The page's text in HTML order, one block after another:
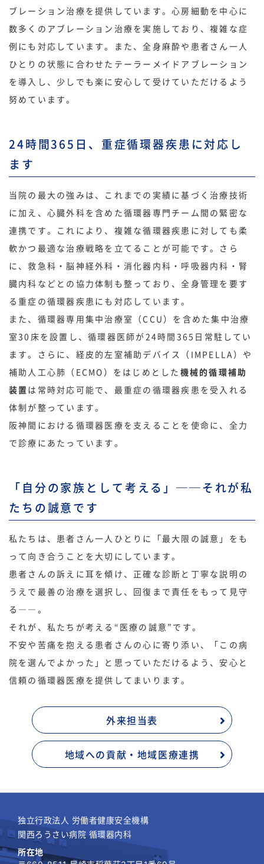
ブレーション治療を提供しています。心房細動を中心に
数多くのアブレーション治療を実施しており、複雑な症
例にも対応しています。また、全身麻酔や患者さん一人
ひとりの状態に合わせたテーラーメイドアブレーション
を導入し、少しでも楽に安心して受けていただけるよう
努めています。
24時間365日、重症循環器疾患に対応し
ます
当院の最大の強みは、これまでの実績に基づく治療技術
に加え、心臓外科を含めた循環器専門チーム間の緊密な
連携です。これにより、複雑な循環器疾患に対しても柔
軟かつ最適な治療戦略を立てることが可能です。さら
に、救急科・脳神経外科・消化器内科・呼吸器内科・腎
臓内科などとの協力体制も整っており、全身管理を要す
る重症の循環器疾患にも対応しています。
また、循環器専用集中治療室（CCU）を含めた集中治療
室30床を設置し、循環器医師が24時間365日常駐してい
ます。さらに、経皮的左室補助デバイス（IMPELLA）や
補助人工心肺（ECMO）をはじめとした 機械的循環補助
装置 は常時対応可能で、最重症の循環器疾患を受入れる
体制が整っています。
阪神間における循環器医療を支えることを使命に、全力
で診療にあたっています。
「自分の家族として考える」──それが私
たちの誠意です
私たちは、患者さん一人ひとりに「最大限の誠意」をも
って向き合うことを大切にしています。
患者さんの訴えに耳を傾け、正確な診断と丁寧な説明の
うえで最善の治療を選択し、回復まで責任をもって見守
る――。
それが、私たちが考える“医療の誠意”です。
不安や苦痛を抱える患者さんの心に寄り添い、「この病
院を選んでよかった」と思っていただけるよう、安心と
信頼の循環器医療を提供してまいります。
外来担当表
地域への貢献・地域医療連携
独立行政法人 労働者健康安全機構
関西ろうさい病院 循環器内科
所在地